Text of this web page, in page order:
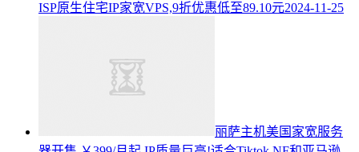
ISP原生住宅IP家宽VPS,9折优惠低至89.10元2024-11-25
丽萨主机美国家宽服务